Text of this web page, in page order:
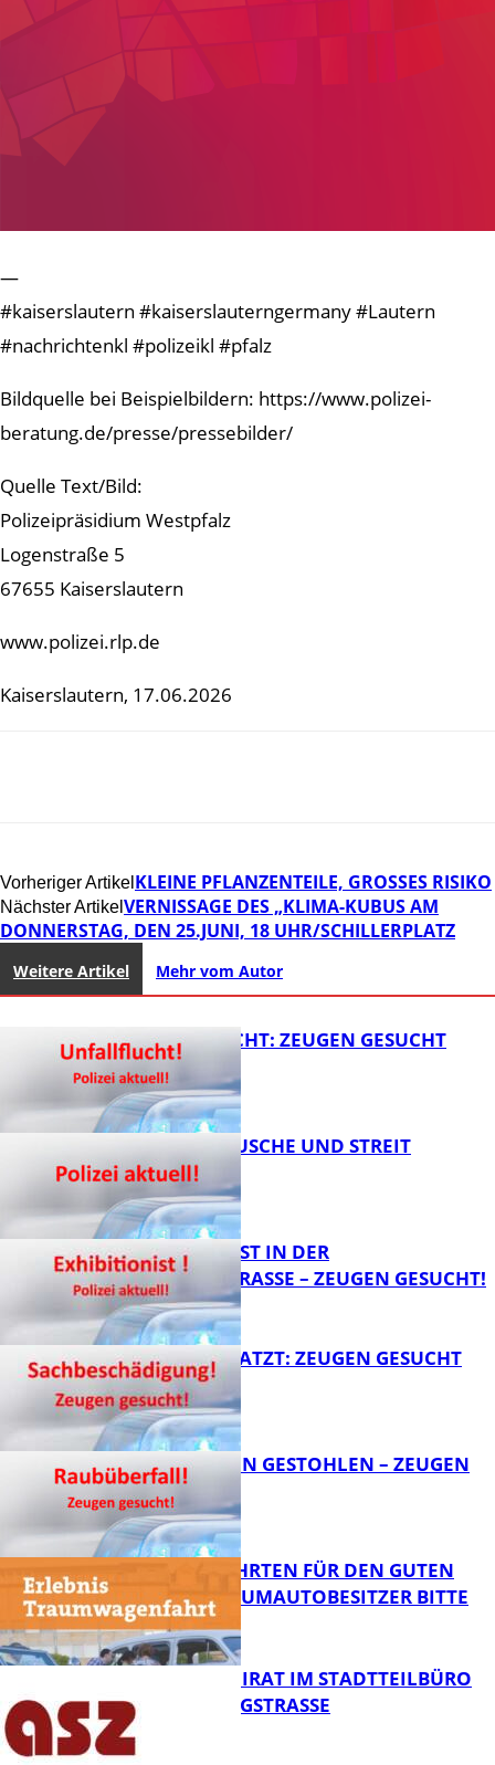
—
#kaiserslautern #kaiserslauterngermany #Lautern
#nachrichtenkl #polizeikl #pfalz
Bildquelle bei Beispielbildern: https://www.polizei-
beratung.de/presse/pressebilder/
Quelle Text/Bild:
Polizeipräsidium Westpfalz
Logenstraße 5
67655 Kaiserslautern
www.polizei.rlp.de
Kaiserslautern, 17.06.2026
Vorheriger Artikel KLEINE PFLANZENTEILE, GROSSES RISIKO
Nächster Artikel VERNISSAGE DES „KLIMA-KUBUS AM
DONNERSTAG, DEN 25.JUNI, 18 UHR/SCHILLERPLATZ
Weitere Artikel Mehr vom Autor
UNFALLFLUCHT: ZEUGEN GESUCHT
KNALLGERÄUSCHE UND STREIT
EXHIBITIONIST IN DER
VELMANNSTRASSE – ZEUGEN GESUCHT!
AUTO ZERKRATZT: ZEUGEN GESUCHT
FB News
TEURE KETTEN GESTOHLEN – ZEUGEN
GESUCHT!
FB News
SPENDENFAHRTEN FÜR DEN GUTEN
ZWECK – TRAUMAUTOBESITZER BITTE
MELDEN!
SENIORENBEIRAT IM STADTTEILBÜRO
IN DER KÖNIGSTRASSE